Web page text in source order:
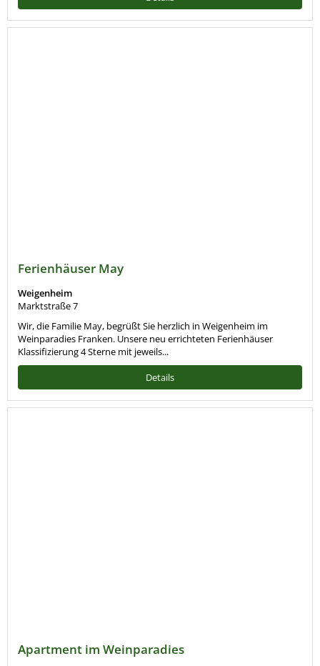
Ferienhäuser May
Weigenheim
Marktstraße 7
Wir, die Familie May, begrüßt Sie herzlich in Weigenheim im
Weinparadies Franken. Unsere neu errichteten Ferienhäuser
Klassifizierung 4 Sterne mit jeweils...
Details
Apartment im Weinparadies